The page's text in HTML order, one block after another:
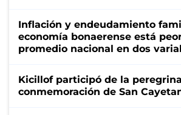
Inflación y endeudamiento
economía bonaerense está
promedio nacional en dos
Kicillof participó de la
conmemoración de San